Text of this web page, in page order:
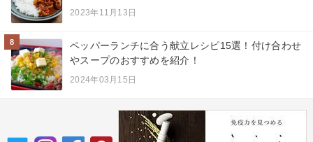
2023年11月13日
8
ペッパーランチに合う献立レシピ15選！付け合わせ
やスープのおすすめを紹介！
2024年03月15日